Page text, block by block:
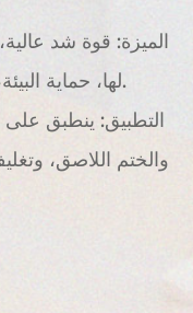
لها، حماية البيئة، لمنع التسرب أثناء الشحن أو التلف.
والختم اللاصق،